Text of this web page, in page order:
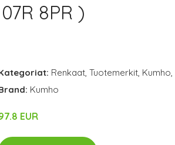
8PR )
Renkaat, Tuotemerkit, Kumho,
Kumho
EUR